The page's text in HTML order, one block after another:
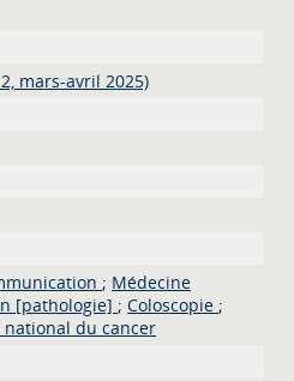
mars-avril 2025)
; Médecine
[pathologie] ; Coloscopie ;
du cancer